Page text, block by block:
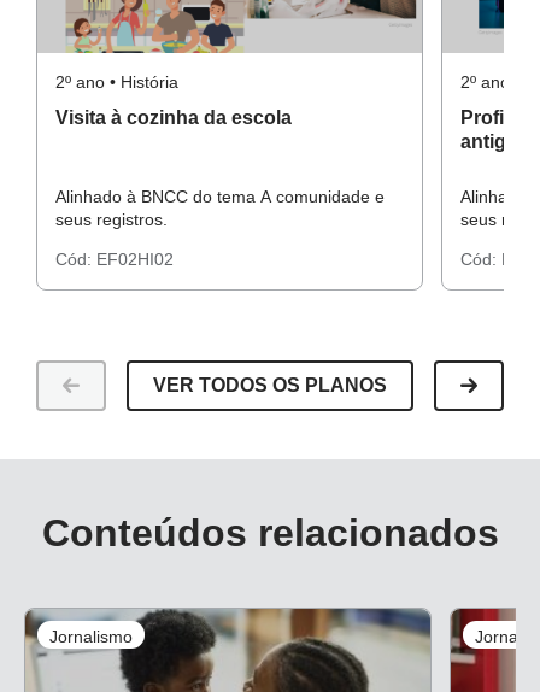
2º ano • História
Visita à cozinha da escola
Alinhado à BNCC do tema A comunidade e
seus registros.
Cód: EF02HI02
2º ano •
Alinhado
seus
Cód:
VER TODOS OS PLANOS
Conteúdos relacionados
Jornalismo